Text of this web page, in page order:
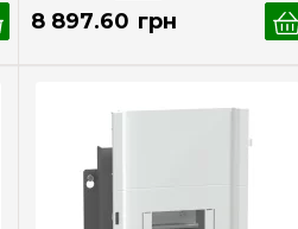
8 897.60 грн